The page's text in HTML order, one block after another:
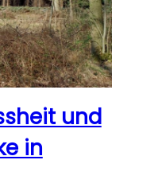
und
in